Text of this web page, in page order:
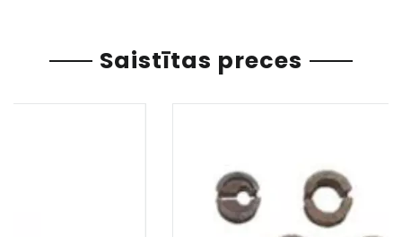
Saistītas preces